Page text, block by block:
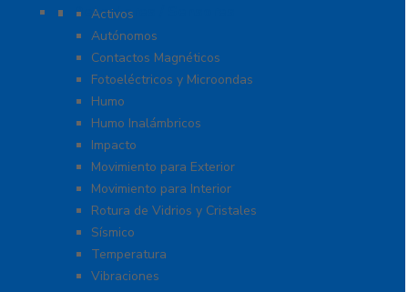
Detectores / Sensores
Activos
Autónomos
Contactos Magnéticos
Fotoeléctricos y Microondas
Humo
Humo Inalámbricos
Impacto
Movimiento para Exterior
Movimiento para Interior
Rotura de Vidrios y Cristales
Sísmico
Temperatura
Vibraciones